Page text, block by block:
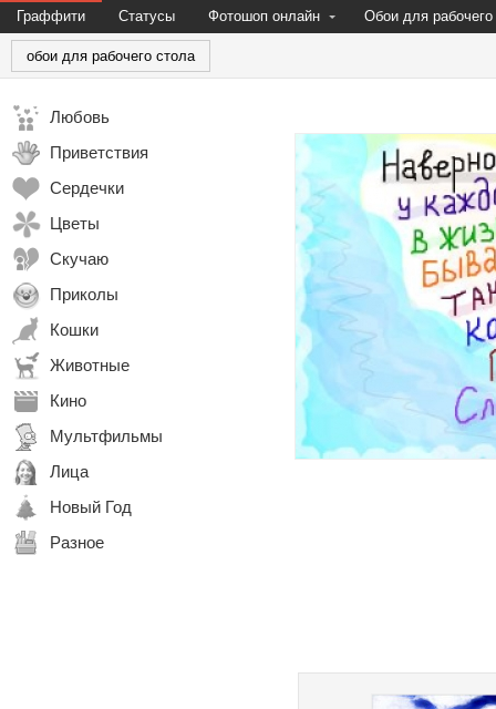
Граффити Статусы Фотошоп онлайн Обои для рабочего
обои для рабочего стола
Любовь
Приветствия
Сердечки
Цветы
Скучаю
Приколы
Кошки
Животные
Кино
Мультфильмы
Лица
Новый Год
Разное